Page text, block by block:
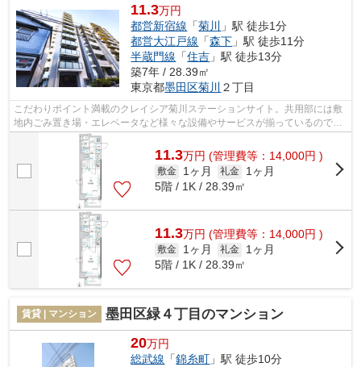
11.3万円
都営新宿線 「菊川
」駅 徒歩1分
都営大江戸線 「森下 」駅 徒歩11分
半蔵門線 「住吉 」駅 徒歩13分
築7年 / 28.39㎡
東京都墨田区菊川 ２丁目
こだわりポイント満載のクレイシア菊川ステーションサイト。共用部には敷
地内ごみ置き場・エレベータなど様々な設備やサービスが揃っているので便
利です。防犯意識の高い防犯強化地域...
11.3万円 (管理費等：14,000円 )
敷金 1ヶ月 礼金
1ヶ月
5階 / 1K / 28.39㎡
11.3万円 (管理費等：14,000円 )
敷金 1ヶ月 礼金
1ヶ月
5階 / 1K / 28.39㎡
賃貸 | マンション 墨田区緑４丁目のマンション
20万円
総武線 「錦糸町 」駅 徒歩10分